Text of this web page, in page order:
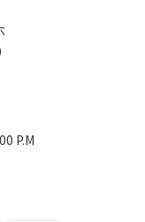
P.M